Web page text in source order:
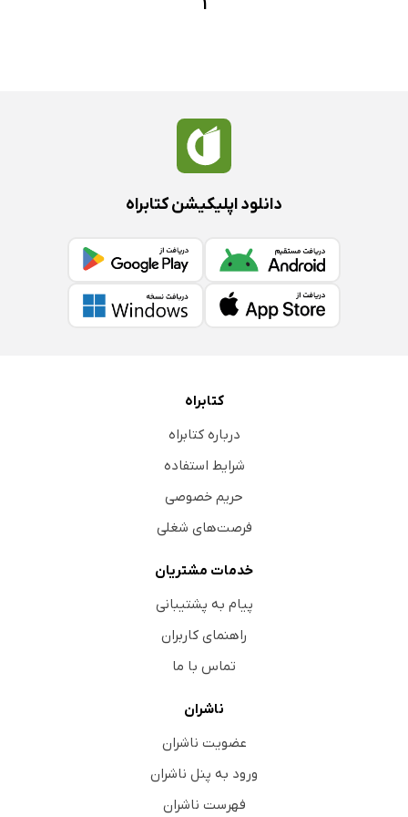
1
دانلود اپلیکیشن کتابراه
کتابراه
درباره کتابراه
شرایط استفاده
حریم خصوصی
فرصت‌های شغلی
خدمات مشتریان
پیام به پشتیبانی
راهنمای کاربران
تماس با ما
ناشران
عضویت ناشران
ورود به پنل ناشران
فهرست ناشران